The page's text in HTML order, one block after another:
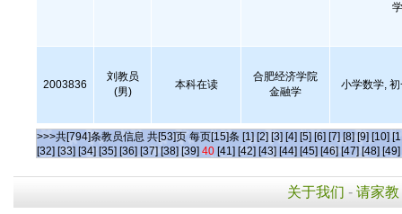
2003836
刘教员
(男)
本科在读
合肥经济学院
金融学
小学数学,
>>>共[794]条教员信息 共[53]页 每页[15]条 [1] [2] [3] [4] [5] [6] [7] [8] [9] [10]
[32] [33] [34] [35] [36] [37] [38] [39] 40 [41] [42] [43] [44] [45] [46] [47] [48] [49]
关于我们 - 请家教